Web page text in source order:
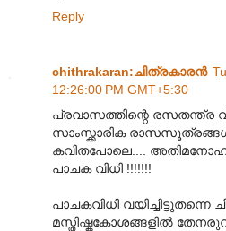
Reply
chithrakaran:ചിത്രകാരന്‍
12:26:00 PM GMT+5:30
പ്രവാസത്തിന്റെ രസതന്ത്ര
സാംസ്ക്കാരിക
കവിതപോലെ....
പാചക വിധി !!!!!!!
പാചകവിധി വയിച്ചിട്ടുതന്നെ
മസ്തിഷ്കകോശങ്ങളില്‍